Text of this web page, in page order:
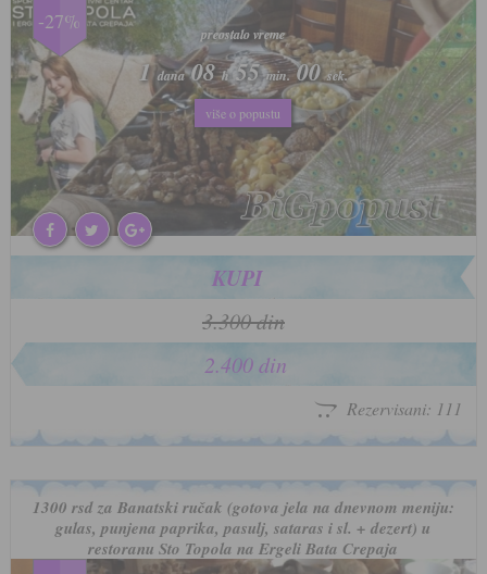
-27%
preostalo vreme
1dana 08h 54min. 57sek.
više o popustu
preostalo vreme
1dana 08h 54min. 57sek.
više o popustu
KUPI
3.300 din
2.400 din
Rezervisani: 111
1300 rsd za Banatski ručak (gotova jela na dnevnom meniju:
gulas, punjena paprika, pasulj, sataras i sl. + dezert) u
restoranu Sto Topola na Ergeli Bata Crepaja